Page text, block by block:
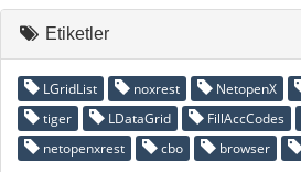
Etiketler
LGridList noxrest NetopenX
tiger
LDataGrid FillAccCodes
netopenxrest
cbo browser